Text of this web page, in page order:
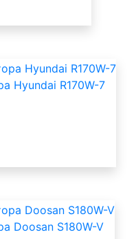
Hyundai R170W-7
Doosan S180W-V